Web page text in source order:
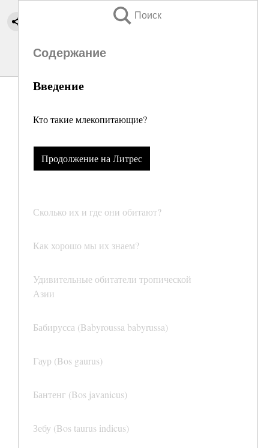
Поиск
Содержание
Введение
Кто такие млекопитающие?
Продолжение на Литрес
Сколько их и где они обитают?
Как хорошо мы их знаем?
Удивительные обитатели тропической
Азии
Бабирусса (Babyroussa babyrussa)
Гаур (Bos gaurus)
Бантенг (Bos javanicus)
Зебу (Bos taurus indicus)